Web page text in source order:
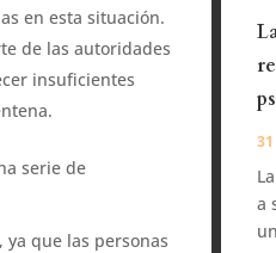
en esta situación.
de las autoridades
insuficientes
serie de
que las personas
a